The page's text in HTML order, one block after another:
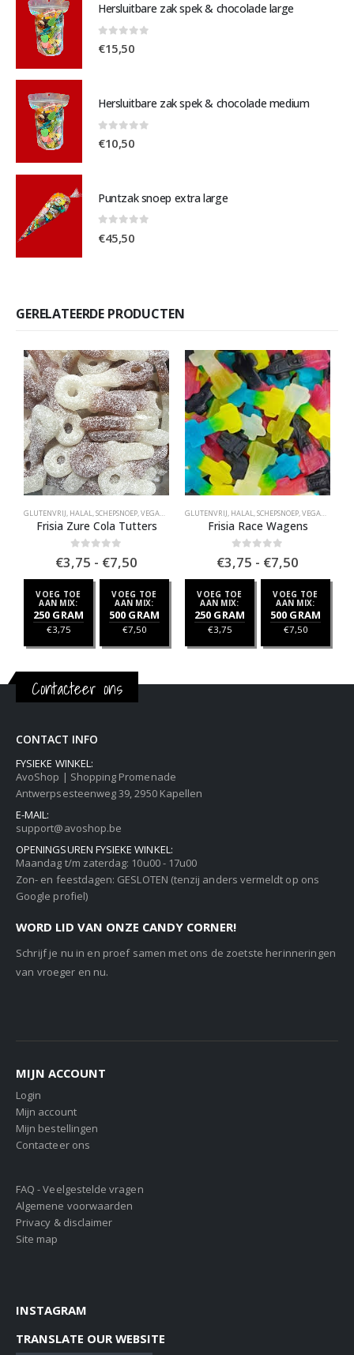
Hersluitbare zak spek & chocolade large
€15,50
Hersluitbare zak spek & chocolade medium
€10,50
Puntzak snoep extra large
€45,50
GERELATEERDE PRODUCTEN
GLUTENVRIJ, HALAL,SCHEPSNOEP,VEGAN / VEGGIE ,VEGAN SCHEPSNOEP,ZUUR
Frisia Zure Cola Tutters
0out of 5
€3,75 - €7,50
tot
€7,50
VOEG TOE
AAN MIX:
250 GRAM
€3,75
VOEG TOE
AAN MIX:
500 GRAM
€7,50
GLUTENVRIJ, HALAL,SCHEPSNOEP,VEGAN / VEGGIE
Frisia Race Wagens
0out of 5
€3,75 - €7,50
tot
€7,50
VOEG TOE
AAN MIX:
250 GRAM
€3,75
VOEG TOE
AAN MIX:
500 GRAM
€7,50
Contacteer ons
CONTACT INFO
FYSIEKE WINKEL:
AvoShop | Shopping Promenade
Antwerpsesteenweg 39, 2950 Kapellen
E-MAIL:
support@avoshop.be
OPENINGSUREN FYSIEKE WINKEL:
Maandag t/m zaterdag: 10u00 - 17u00
Zon- en feestdagen: GESLOTEN (tenzij anders vermeldt op ons
Google profiel)
WORD LID VAN ONZE CANDY CORNER!
Schrijf je nu in en proef samen met ons de zoetste herinneringen
van vroeger en nu.
MIJN ACCOUNT
Login
Mijn account
Mijn bestellingen
Contacteer ons
FAQ - Veelgestelde vragen
Algemene voorwaarden
Privacy & disclaimer
Site map
INSTAGRAM
TRANSLATE OUR WEBSITE